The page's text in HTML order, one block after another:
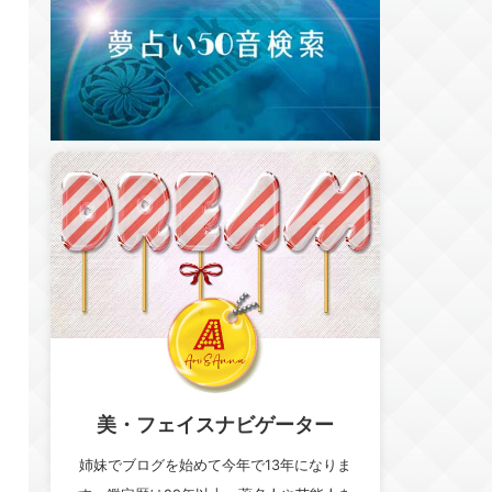
美・フェイスナビゲーター
姉妹でブログを始めて今年で13年になりま